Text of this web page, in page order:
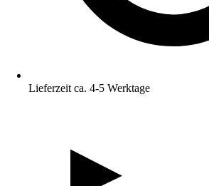
Lieferzeit ca. 4-5 Werktage